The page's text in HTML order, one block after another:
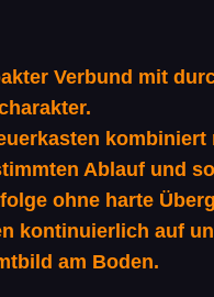
Verbund mit
Ablauf und
ohne harte
kontinuierlich auf
am Boden.